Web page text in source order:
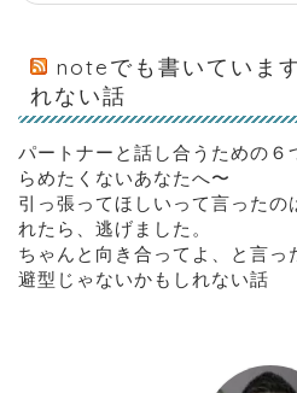
noteでも書いていま
れない話
パートナーと話し合うための６
らめたくないあなたへ〜
引っ張ってほしいって言ったの
れたら、逃げました。
ちゃんと向き合ってよ、と言っ
避型じゃないかもしれない話